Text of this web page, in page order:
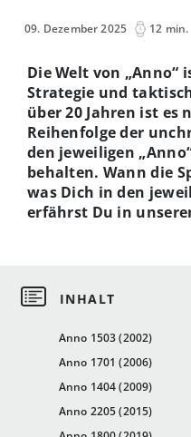
09. Dezember 2025 12 min.
Anno 1503 (2002)
Anno 1701 (2006)
Anno 1404 (2009)
Anno 2205 (2015)
Die Welt von „Anno“
Strategie und
über 20 Jahren ist
Reihenfolge der
den jeweiligen
behalten. Wann die
was Dich in den
erfährst Du in